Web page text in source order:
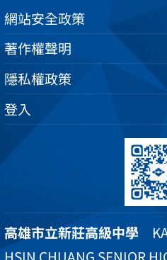
網站安全政策
著作權聲明
隱私權政策
登入
高雄市立新莊高級中學